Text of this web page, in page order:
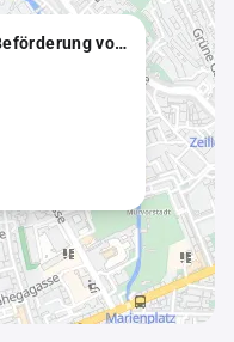
Spedition, Lagerei und Beförderung von Gütern mit Kraftfahrzeugen Alois Herbst nunmehr GmbH & Co KG